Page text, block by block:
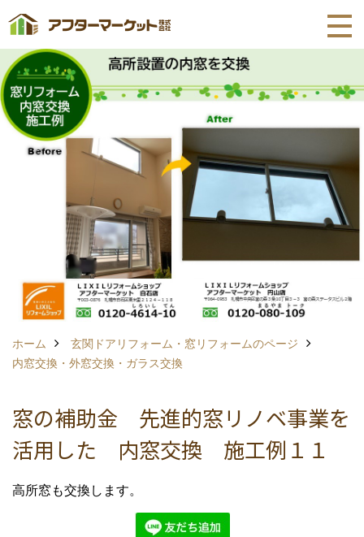
ホーム
玄関ドアリフォーム・窓リフォームのページ
内窓交換・外窓交換・ガラス交換
窓の補助金 先進的窓リノベ事業を
活用した 内窓交換 施工例１１
高所窓も交換します。